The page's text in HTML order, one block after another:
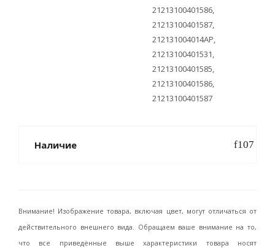
21213100401586,
21213100401587,
212131004014АР,
21213100401531,
21213100401585,
21213100401586,
21213100401587
Наличие
Внимание! Изображение товара, включая цвет, могут отличаться от
действительного внешнего вида. Обращаем ваше внимание на то,
что все приведённые выше характеристики товара носят